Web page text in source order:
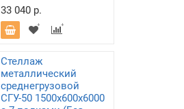
33 040 р.
Стеллаж
металлический
среднегрузовой
СГУ-50 1500х600х6000